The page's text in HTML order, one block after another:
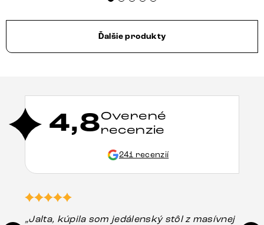
Ďalšie produkty
4,8Overené
recenzie
241 recenzií
„Jalta, kúpila som jedálenský stôl z masívnej